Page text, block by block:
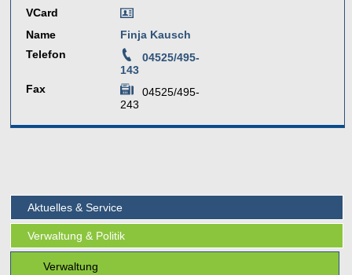
VCard
Name
Finja Kausch
Telefon
04525/495-
143
Fax
04525/495-
243
Aktuelles & Service
Verwaltung & Politik
Verwaltung